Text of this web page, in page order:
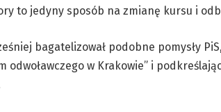
to jedyny sposób na zmianę kursu i
bagatelizował podobne pomysły
odwoławczego w Krakowie” i